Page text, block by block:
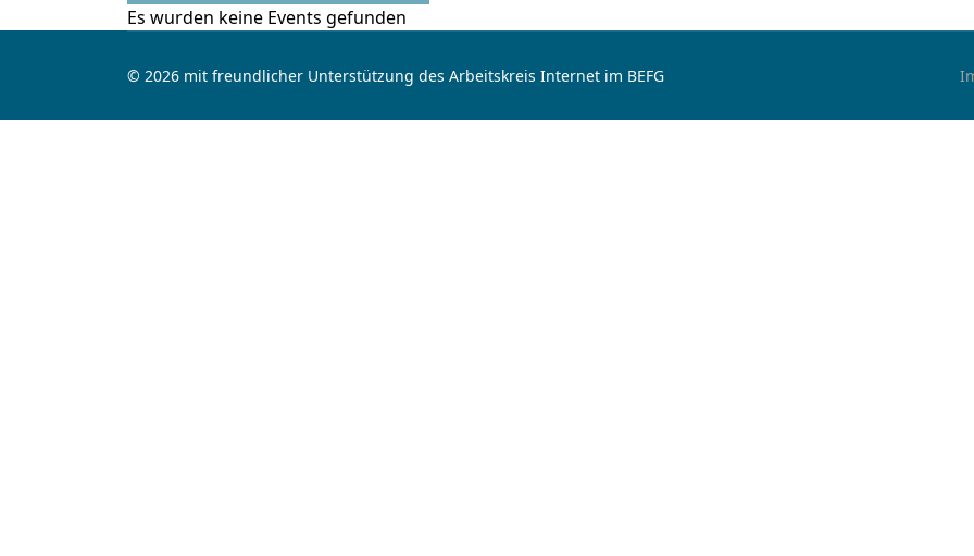
Es wurden keine Events gefunden
© 2026 mit freundlicher Unterstützung des Arbeitskreis Internet im BEFG